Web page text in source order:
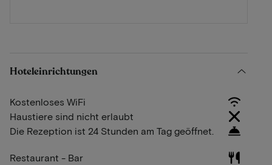
Hoteleinrichtungen
Kostenloses WiFi
Haustiere sind nicht erlaubt
Die Rezeption ist 24 Stunden am Tag geöffnet.
Restaurant - Bar